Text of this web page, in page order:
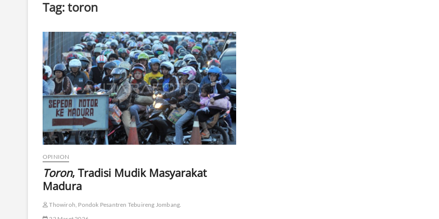
Tag:toron
OPINION
Toron, Tradisi Mudik Masyarakat
Madura
Thowiroh, Pondok Pesantren Tebuireng Jombang.